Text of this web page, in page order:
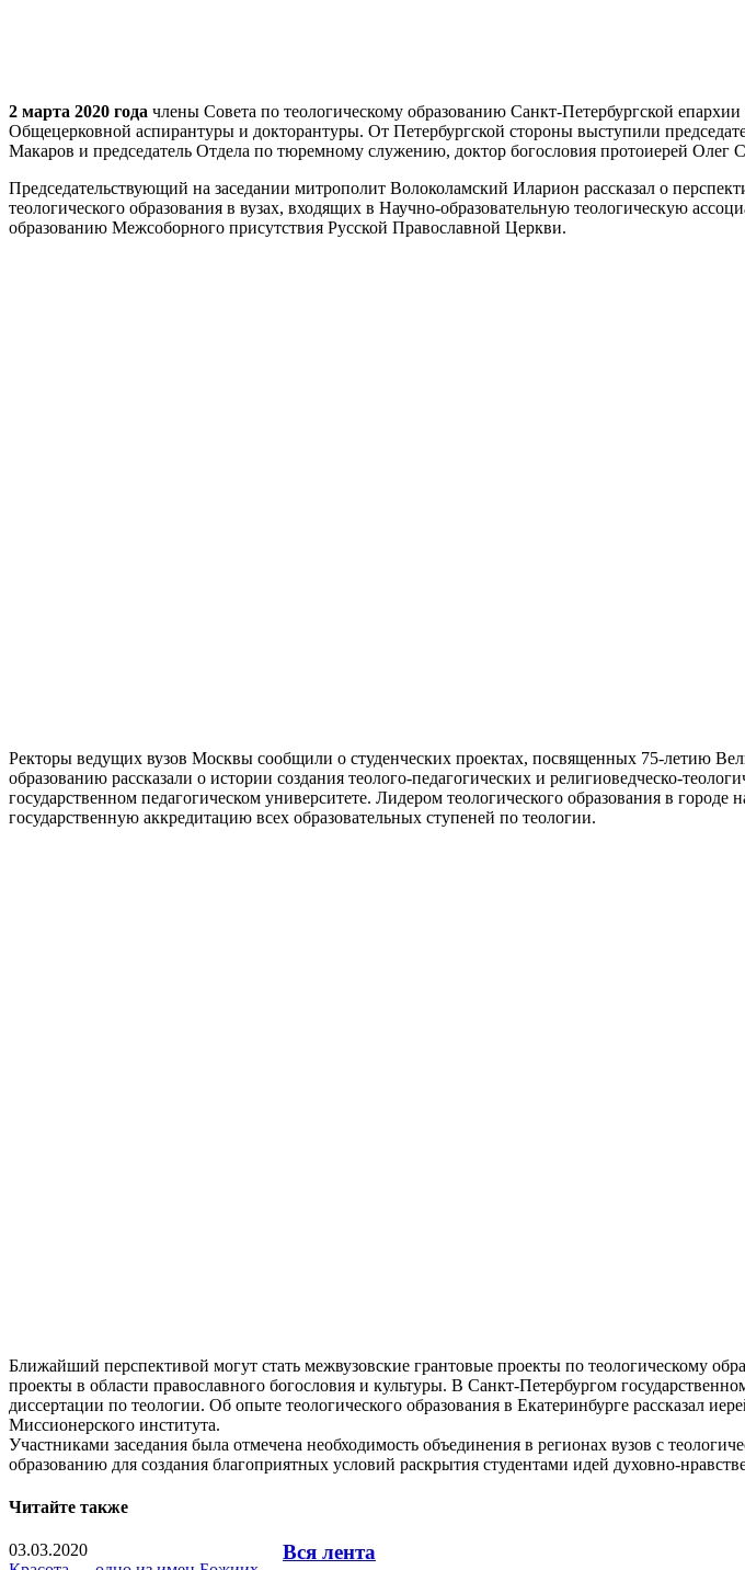
2 марта 2020 года члены Совета по теологическому образованию Санкт-Петербургской
Общецерковной аспирантуры и докторантуры. От Петербургской стороны выступили
Макаров и председатель Отдела по тюремному служению, доктор богословия протоиерей Олег
Председательствующий на заседании митрополит Волоколамский Иларион рассказал о
теологического образования в вузах, входящих в Научно-образовательную теологическую
образованию Межсоборного присутствия Русской Православной Церкви.
Ректоры ведущих вузов Москвы сообщили о студенческих проектах, посвященных 75-летию
образованию рассказали о истории создания теолого-педагогических и религиоведческо-
государственном педагогическом университете. Лидером теологического образования в
государственную аккредитацию всех образовательных ступеней по теологии.
Ближайший перспективой могут стать межвузовские грантовые проекты по теологическому
проекты в области православного богословия и культуры. В Санкт-Петербургом
диссертации по теологии. Об опыте теологического образования в Екатеринбурге рассказал
Миссионерского института.
Участниками заседания была отмечена необходимость объединения в регионах вузов с
образованию для создания благоприятных условий раскрытия студентами идей духовно-
Читайте также
03.03.2020
Вся лента